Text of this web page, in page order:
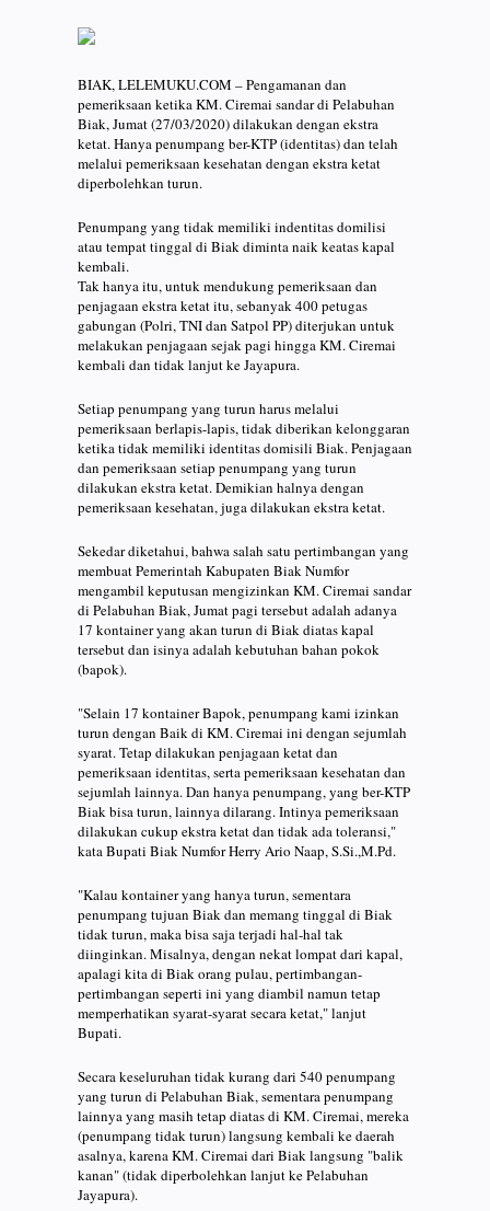
BIAK, LELEMUKU.COM – Pengamanan dan
pemeriksaan ketika KM. Ciremai sandar di Pelabuhan
Biak, Jumat (27/03/2020) dilakukan dengan ekstra
ketat. Hanya penumpang ber-KTP (identitas) dan telah
melalui pemeriksaan kesehatan dengan ekstra ketat
diperbolehkan turun.
Penumpang yang tidak memiliki indentitas domilisi
atau tempat tinggal di Biak diminta naik keatas kapal
kembali.
Tak hanya itu, untuk mendukung pemeriksaan dan
penjagaan ekstra ketat itu, sebanyak 400 petugas
gabungan (Polri, TNI dan Satpol PP) diterjukan untuk
melakukan penjagaan sejak pagi hingga KM. Ciremai
kembali dan tidak lanjut ke Jayapura.
Setiap penumpang yang turun harus melalui
pemeriksaan berlapis-lapis, tidak diberikan kelonggaran
ketika tidak memiliki identitas domisili Biak. Penjagaan
dan pemeriksaan setiap penumpang yang turun
dilakukan ekstra ketat. Demikian halnya dengan
pemeriksaan kesehatan, juga dilakukan ekstra ketat.
Sekedar diketahui, bahwa salah satu pertimbangan yang
membuat Pemerintah Kabupaten Biak Numfor
mengambil keputusan mengizinkan KM. Ciremai sandar
di Pelabuhan Biak, Jumat pagi tersebut adalah adanya
17 kontainer yang akan turun di Biak diatas kapal
tersebut dan isinya adalah kebutuhan bahan pokok
(bapok).
"Selain 17 kontainer Bapok, penumpang kami izinkan
turun dengan Baik di KM. Ciremai ini dengan sejumlah
syarat. Tetap dilakukan penjagaan ketat dan
pemeriksaan identitas, serta pemeriksaan kesehatan dan
sejumlah lainnya. Dan hanya penumpang, yang ber-KTP
Biak bisa turun, lainnya dilarang. Intinya pemeriksaan
dilakukan cukup ekstra ketat dan tidak ada toleransi,"
kata Bupati Biak Numfor Herry Ario Naap, S.Si.,M.Pd.
"Kalau kontainer yang hanya turun, sementara
penumpang tujuan Biak dan memang tinggal di Biak
tidak turun, maka bisa saja terjadi hal-hal tak
diinginkan. Misalnya, dengan nekat lompat dari kapal,
apalagi kita di Biak orang pulau, pertimbangan-
pertimbangan seperti ini yang diambil namun tetap
memperhatikan syarat-syarat secara ketat," lanjut
Bupati.
Secara keseluruhan tidak kurang dari 540 penumpang
yang turun di Pelabuhan Biak, sementara penumpang
lainnya yang masih tetap diatas di KM. Ciremai, mereka
(penumpang tidak turun) langsung kembali ke daerah
asalnya, karena KM. Ciremai dari Biak langsung "balik
kanan" (tidak diperbolehkan lanjut ke Pelabuhan
Jayapura).